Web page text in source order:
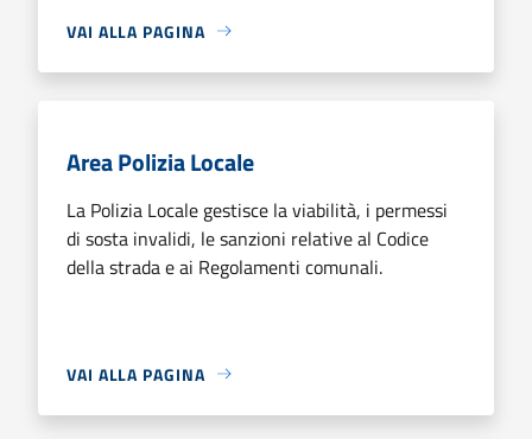
VAI ALLA PAGINA
Area Polizia Locale
La Polizia Locale gestisce la viabilità, i permessi
di sosta invalidi, le sanzioni relative al Codice
della strada e ai Regolamenti comunali.
VAI ALLA PAGINA